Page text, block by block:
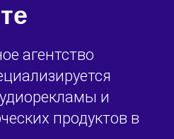
агентство
и
продуктов в